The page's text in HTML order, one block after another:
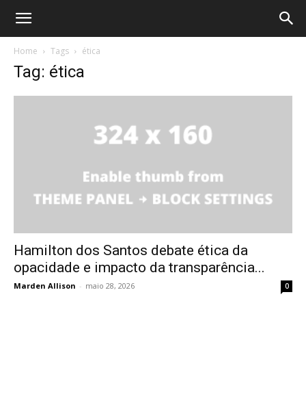
Home Tags ética
Tag: ética
Hamilton dos Santos debate ética da
opacidade e impacto da transparência...
Marden Allison - maio 28, 2026 0